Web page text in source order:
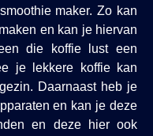
maker. Zo kan
en kan je hiervan
die koffie lust een
je lekkere koffie kan
Daarnaast heb je
en kan je deze
en deze hier ook